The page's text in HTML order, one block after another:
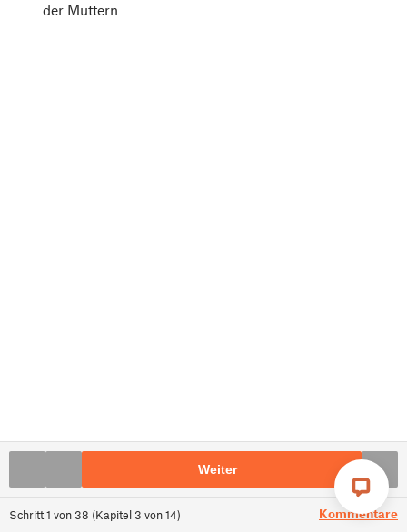
Schritt1 von38 (Kapitel3 von14) Kommentare
der Muttern
Weiter